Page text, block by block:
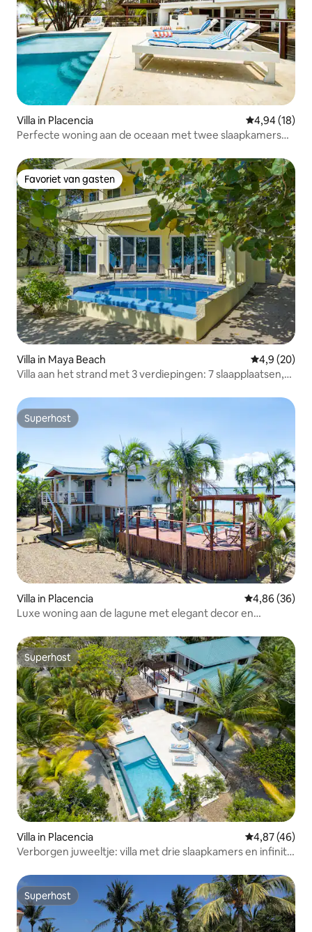
Villa in Placencia Gemiddelde
4,94 (18)
Perfecte woning aan de oceaan met twee slaapkamers
Favoriet van gasten
Favoriet van gasten
Villa in Maya Beach Gemiddelde
4,9 (20)
Villa aan het strand met 3 verdiepingen: 7 slaapplaatsen,
Superhost
Superhost
Villa in Placencia Gemiddelde
4,86 (36)
Luxe woning aan de lagune met elegant decor en
Superhost
Superhost
Villa in Placencia Gemiddelde
4,87 (46)
Verborgen juweeltje: villa met drie slaapkamers en infinity
Superhost
Superhost